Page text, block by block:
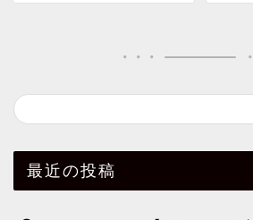
最近の投稿